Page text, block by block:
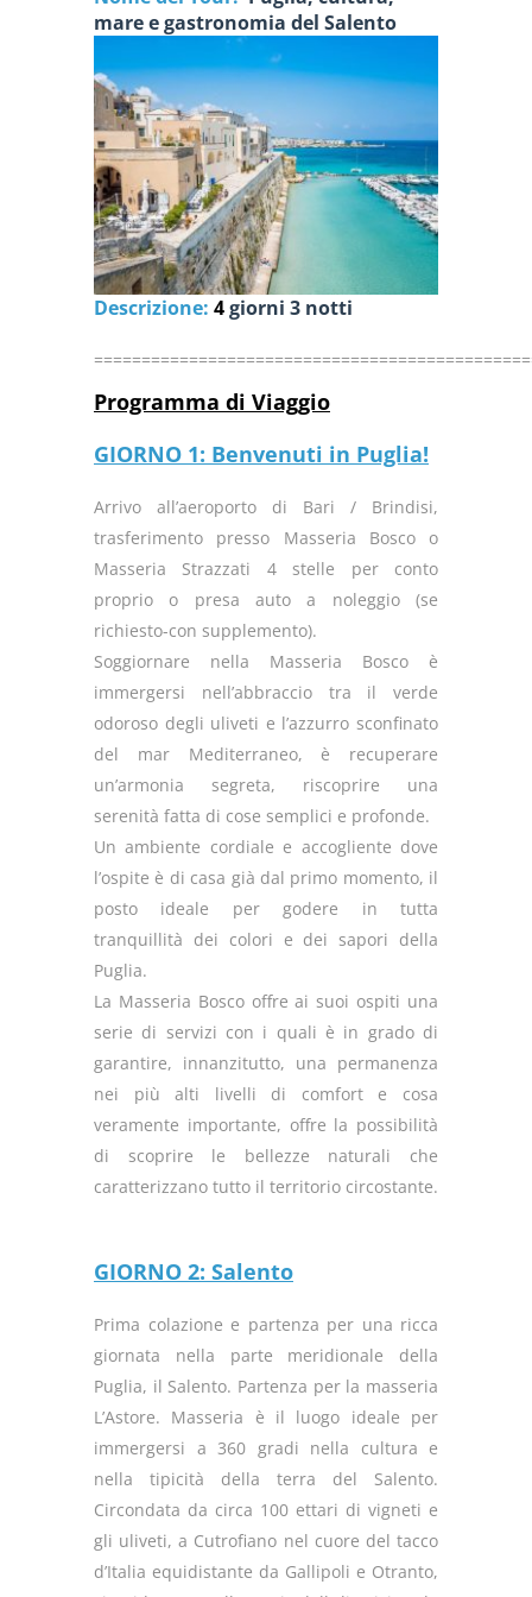
mare e gastronomia del Salento
Descrizione: 4giorni 3 notti
Programma di Viaggio
GIORNO 1: Benvenuti in Puglia!
Arrivo all’aeroporto di Bari / Brindisi,
trasferimento presso Masseria Bosco o
Masseria Strazzati 4 stelle per conto
proprio o presa auto a noleggio (se
richiesto-con supplemento).
Soggiornare nella Masseria Bosco è
immergersi nell’abbraccio tra il verde
odoroso degli uliveti e l’azzurro sconfinato
del mar Mediterraneo, è recuperare
un’armonia segreta, riscoprire una
serenità fatta di cose semplici e profonde.
Un ambiente cordiale e accogliente dove
l’ospite è di casa già dal primo momento, il
posto ideale per godere in tutta
tranquillità dei colori e dei sapori della
Puglia.
La Masseria Bosco offre ai suoi ospiti una
serie di servizi con i quali è in grado di
garantire, innanzitutto, una permanenza
nei più alti livelli di comfort e cosa
veramente importante, offre la possibilità
di scoprire le bellezze naturali che
caratterizzano tutto il territorio circostante.
GIORNO 2: Salento
Prima colazione e partenza per una ricca
giornata nella parte meridionale della
Puglia, il Salento. Partenza per la masseria
L’Astore. Masseria è il luogo ideale per
immergersi a 360 gradi nella cultura e
nella tipicità della terra del Salento.
Circondata da circa 100 ettari di vigneti e
gli uliveti, a Cutrofiano nel cuore del tacco
d’Italia equidistante da Gallipoli e Otranto,